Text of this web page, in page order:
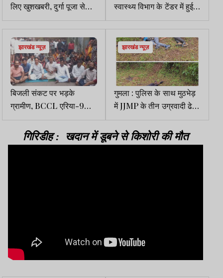
लिए खुशखबरी, दुर्गा पूजा से
पहले मिलेगी सैलरी
स्वास्थ्य विभाग के टेंडर में हुई
अनियमितता की कराएं
उच्चस्तरीय जांच
झारखंड न्यूज़
बिजली संकट पर भड़के
ग्रामीण, BCCL एरिया-9
ऑफिस की गेट पर जड़ा ताला
झारखंड न्यूज़
गुमला : पुलिस के साथ मुठभेड़
में JJMP के तीन उग्रवादी ढेर,
एक गिरफ्तार
गिरिडीह : खदान में डूबने से किशोरी की मौत